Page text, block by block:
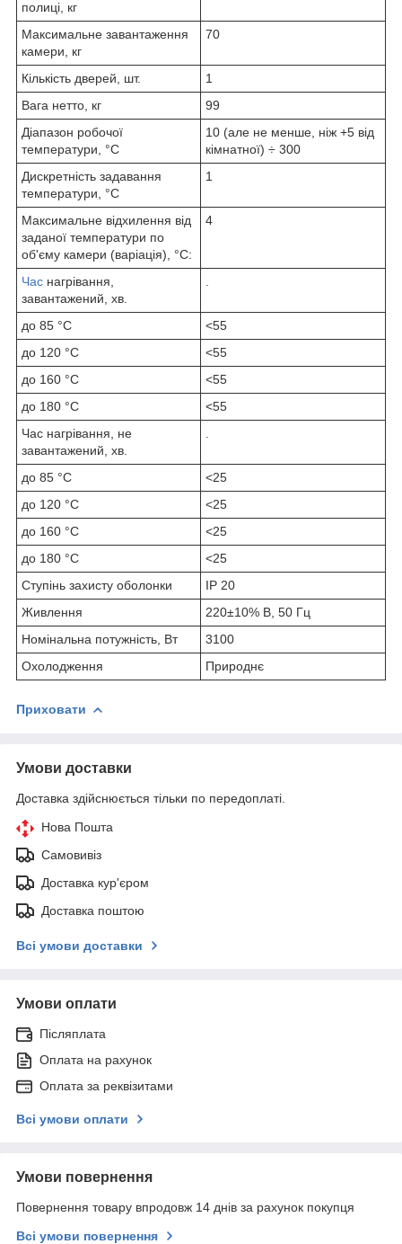
полиці, кг
Максимальне завантаження
камери, кг
70
Кількість дверей, шт.
1
Вага нетто, кг
99
Діапазон робочої
температури, °С
10 (але не менше, ніж +5 від
кімнатної) ÷ 300
Дискретність задавання
температури, °С
1
Максимальне відхилення від
заданої температури по
об'єму камери (варіація), °С:
4
Час нагрівання,
завантажений, хв.
до 85 °С
<55
до 120 °С
<55
до 160 °С
<55
до 180 °С
<55
Час нагрівання, не
завантажений, хв.
до 85 °С
<25
до 120 °С
<25
до 160 °С
<25
до 180 °С
<25
Ступінь захисту оболонки
IP 20
Живлення
220±10% В, 50 Гц
Номінальна потужність, Вт
3100
Охолодження
Природнє
Приховати
Умови доставки
Доставка здійснюється тільки по передоплаті.
Нова Пошта
Самовивіз
Доставка кур'єром
Доставка поштою
Всі умови доставки
Умови оплати
Післяплата
Оплата на рахунок
Оплата за реквізитами
Всі умови оплати
Умови повернення
Повернення товару впродовж 14 днів за рахунок покупця
Всі умови повернення